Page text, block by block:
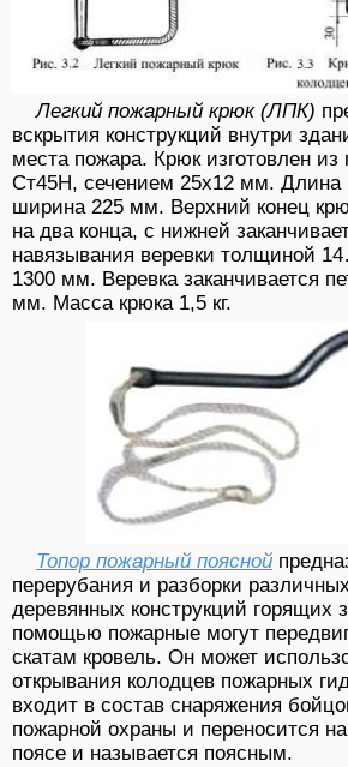
Легкий пожарный крюк (ЛПК)
вскрытия конструкций внутри
места пожара. Крюк изготовлен из
Ст45Н, сечением 25х12 мм. Длина
ширина 225 мм. Верхний конец
на два конца, с нижней
навязывания веревки толщиной
1300 мм. Веревка заканчивается
мм. Масса крюка 1,5 кг.
Топор пожарный поясной
перерубания и разборки
деревянных конструкций горящих
помощью пожарные могут
скатам кровель. Он может
открывания колодцев пожарных
входит в состав снаряжения
пожарной охраны и переносится
поясе и называется поясным.